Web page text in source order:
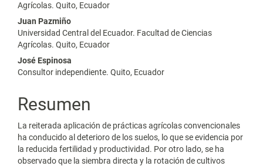
Agrícolas. Quito, Ecuador
Juan Pazmiño
Universidad Central del Ecuador. Facultad de Ciencias
Agrícolas. Quito, Ecuador
José Espinosa
Consultor independiente. Quito, Ecuador
Resumen
La reiterada aplicación de prácticas agrícolas convencionales
ha conducido al deterioro de los suelos, lo que se evidencia por
la reducida fertilidad y productividad. Por otro lado, se ha
observado que la siembra directa y la rotación de cultivos